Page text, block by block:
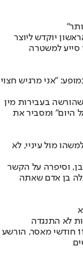
יוקדש ליוצר
סייע למשטרה
"אני מרגיש חצוי
בעבירות מין
היום" ומסביר את
מול עיניי, לא
וסיפרה על הקשר
בן אדם שאתה
לא התנגדה
להחלטת ועדת השחרורים בנושא • איבגי, שנידון ל-11 חודשי מאסר, הורשע